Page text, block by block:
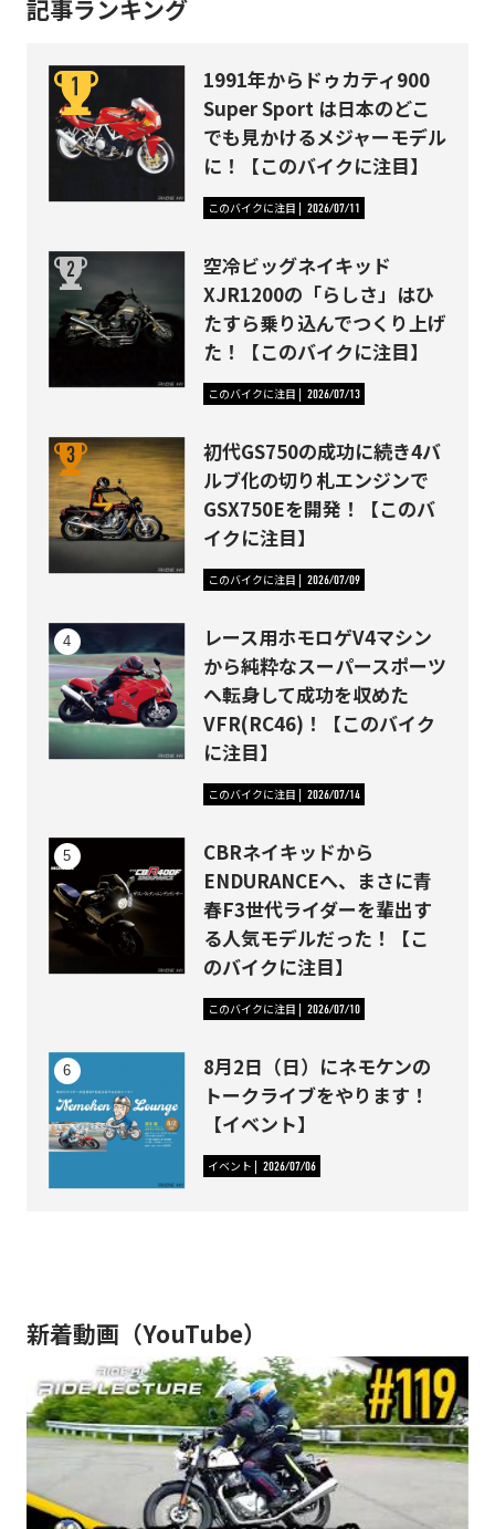
記事ランキング
1991年からドゥカティ900
Super Sport は日本のどこ
でも見かけるメジャーモデル
に！【このバイクに注目】
このバイクに注目 2026/07/11
空冷ビッグネイキッド
XJR1200の「らしさ」はひ
たすら乗り込んでつくり上げ
た！【このバイクに注目】
このバイクに注目 2026/07/13
初代GS750の成功に続き4バ
ルブ化の切り札エンジンで
GSX750Eを開発！【このバ
イクに注目】
このバイクに注目 2026/07/09
レース用ホモロゲV4マシン
から純粋なスーパースポーツ
へ転身して成功を収めた
VFR(RC46)！【このバイク
に注目】
このバイクに注目 2026/07/14
CBRネイキッドから
ENDURANCEへ、まさに青
春F3世代ライダーを輩出す
る人気モデルだった！【こ
のバイクに注目】
このバイクに注目 2026/07/10
8月2日（日）にネモケンの
トークライブをやります！
【イベント】
イベント 2026/07/06
新着動画（YouTube）